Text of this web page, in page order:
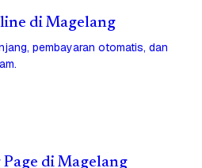
di Magelang
pembayaran otomatis, dan
di Magelang